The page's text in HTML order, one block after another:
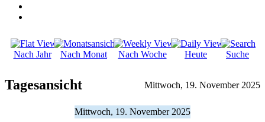
Nach Jahr Nach Monat Nach Woche Heute Suche
Tagesansicht Mittwoch, 19. November 2025
Mittwoch, 19. November 2025